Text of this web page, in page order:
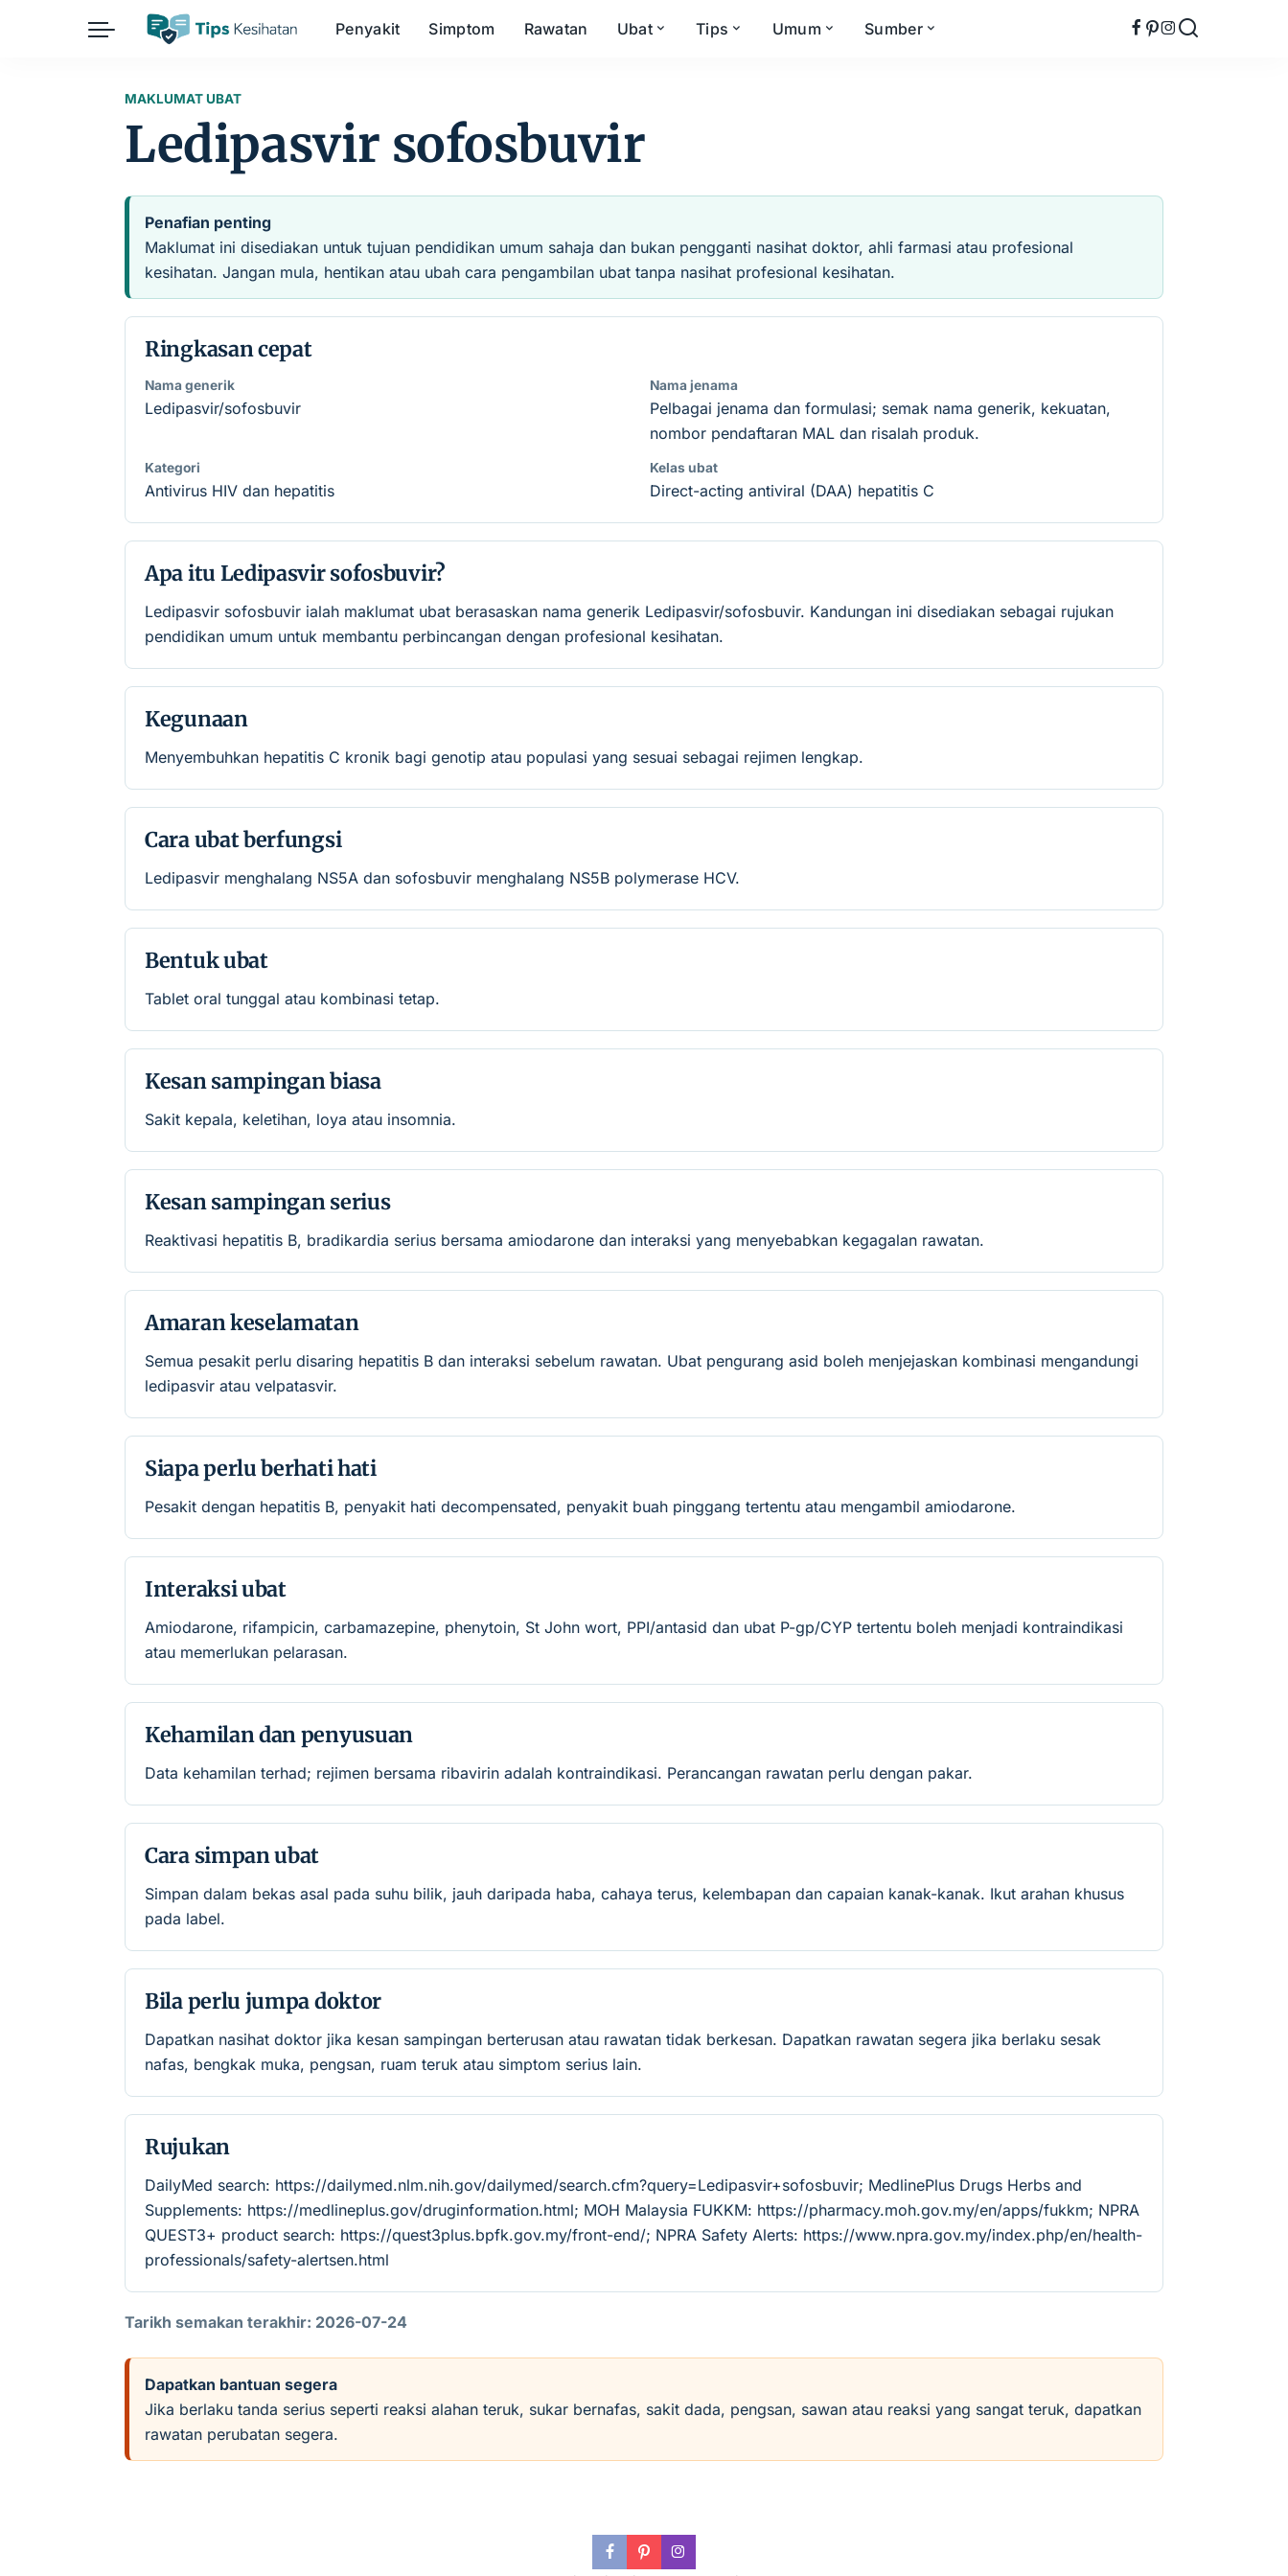
Penyakit Simptom Rawatan Ubat
Herba
Tips
Keibubapaan
Kehamilan
Kesihatan Mental
Nutrisi
Umum
Kesihatan Awam
Kesihatan Digital
Sains Sukan
Sumber
MAKLUMAT UBAT
Ledipasvir sofosbuvir
Penafian penting
Maklumat ini disediakan untuk tujuan pendidikan umum sahaja dan bukan pengganti nasihat doktor, ahli farmasi atau profesional
kesihatan. Jangan mula, hentikan atau ubah cara pengambilan ubat tanpa nasihat profesional kesihatan.
Ringkasan cepat
Nama generik
Ledipasvir/sofosbuvir
Nama jenama
Pelbagai jenama dan formulasi; semak nama generik, kekuatan,
nombor pendaftaran MAL dan risalah produk.
Kategori
Antivirus HIV dan hepatitis
Kelas ubat
Direct-acting antiviral (DAA) hepatitis C
Apa itu Ledipasvir sofosbuvir?
Ledipasvir sofosbuvir ialah maklumat ubat berasaskan nama generik Ledipasvir/sofosbuvir. Kandungan ini disediakan sebagai rujukan
pendidikan umum untuk membantu perbincangan dengan profesional kesihatan.
Kegunaan
Menyembuhkan hepatitis C kronik bagi genotip atau populasi yang sesuai sebagai rejimen lengkap.
Cara ubat berfungsi
Ledipasvir menghalang NS5A dan sofosbuvir menghalang NS5B polymerase HCV.
Bentuk ubat
Tablet oral tunggal atau kombinasi tetap.
Kesan sampingan biasa
Sakit kepala, keletihan, loya atau insomnia.
Kesan sampingan serius
Reaktivasi hepatitis B, bradikardia serius bersama amiodarone dan interaksi yang menyebabkan kegagalan rawatan.
Amaran keselamatan
Semua pesakit perlu disaring hepatitis B dan interaksi sebelum rawatan. Ubat pengurang asid boleh menjejaskan kombinasi mengandungi
ledipasvir atau velpatasvir.
Siapa perlu berhati hati
Pesakit dengan hepatitis B, penyakit hati decompensated, penyakit buah pinggang tertentu atau mengambil amiodarone.
Interaksi ubat
Amiodarone, rifampicin, carbamazepine, phenytoin, St John wort, PPI/antasid dan ubat P-gp/CYP tertentu boleh menjadi kontraindikasi
atau memerlukan pelarasan.
Kehamilan dan penyusuan
Data kehamilan terhad; rejimen bersama ribavirin adalah kontraindikasi. Perancangan rawatan perlu dengan pakar.
Cara simpan ubat
Simpan dalam bekas asal pada suhu bilik, jauh daripada haba, cahaya terus, kelembapan dan capaian kanak-kanak. Ikut arahan khusus
pada label.
Bila perlu jumpa doktor
Dapatkan nasihat doktor jika kesan sampingan berterusan atau rawatan tidak berkesan. Dapatkan rawatan segera jika berlaku sesak
nafas, bengkak muka, pengsan, ruam teruk atau simptom serius lain.
Rujukan
DailyMed search: https://dailymed.nlm.nih.gov/dailymed/search.cfm?query=Ledipasvir+sofosbuvir; MedlinePlus Drugs Herbs and
Supplements: https://medlineplus.gov/druginformation.html; MOH Malaysia FUKKM: https://pharmacy.moh.gov.my/en/apps/fukkm; NPRA
QUEST3+ product search: https://quest3plus.bpfk.gov.my/front-end/; NPRA Safety Alerts: https://www.npra.gov.my/index.php/en/health-
professionals/safety-alertsen.html
Tarikh semakan terakhir: 2026-07-24
Dapatkan bantuan segera
Jika berlaku tanda serius seperti reaksi alahan teruk, sukar bernafas, sakit dada, pengsan, sawan atau reaksi yang sangat teruk, dapatkan
rawatan perubatan segera.